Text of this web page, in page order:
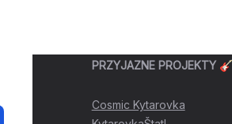
PRZYJAZNE PROJEKTY 🎸
Cosmic Kytarovka